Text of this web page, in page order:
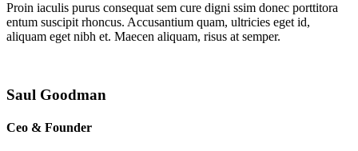
Proin iaculis purus consequat sem cure digni ssim donec porttitora
entum suscipit rhoncus. Accusantium quam, ultricies eget id,
aliquam eget nibh et. Maecen aliquam, risus at semper.
Saul Goodman
Ceo & Founder